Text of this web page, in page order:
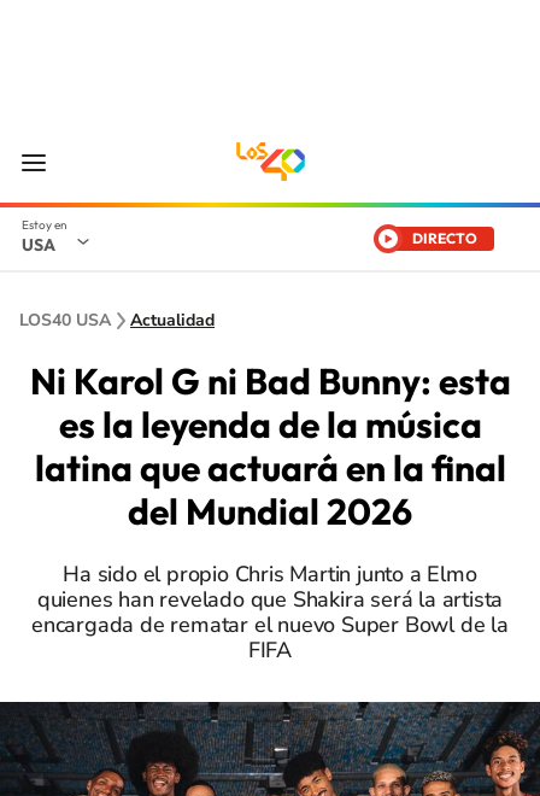
USA DIRECTO
LOS40 USA Actualidad
Ni Karol G ni Bad Bunny: esta
es la leyenda de la música
latina que actuará en la final
del Mundial 2026
Ha sido el propio Chris Martin junto a Elmo
quienes han revelado que Shakira será la artista
encargada de rematar el nuevo Super Bowl de la
FIFA